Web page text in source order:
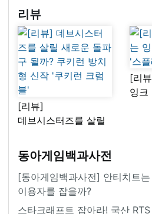
자연스럽게 세상이
넓어지는 재미를
추구했다”
리뷰
[리뷰]
데브시스터즈를 살릴
쿠키런 방치형 신작
'쿠키런 크럼블'
[리
잉크
동아게임백과사전
[동아게임백과사전] 안티치트
이용자를 잡을까?
스타크래프트 잡아라! 국산